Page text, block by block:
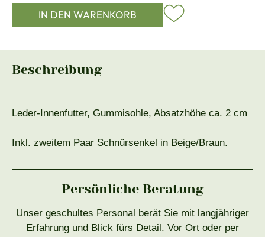
IN DEN WARENKORB
Beschreibung
Leder-Innenfutter, Gummisohle, Absatzhöhe ca. 2 cm
Inkl. zweitem Paar Schnürsenkel in Beige/Braun.
Persönliche Beratung
Unser geschultes Personal berät Sie mit langjähriger
Erfahrung und Blick fürs Detail. Vor Ort oder per